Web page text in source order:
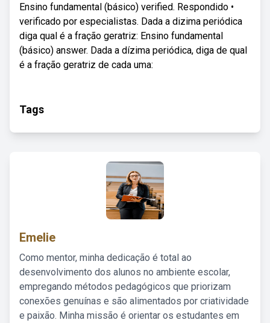
Ensino fundamental (básico) verified. Respondido •
verificado por especialistas. Dada a dizima periódica
diga qual é a fração geratriz: Ensino fundamental
(básico) answer. Dada a dízima periódica, diga de qual
é a fração geratriz de cada uma:
Tags
Emelie
Como mentor, minha dedicação é total ao
desenvolvimento dos alunos no ambiente escolar,
empregando métodos pedagógicos que priorizam
conexões genuínas e são alimentados por criatividade
e paixão. Minha missão é orientar os estudantes em